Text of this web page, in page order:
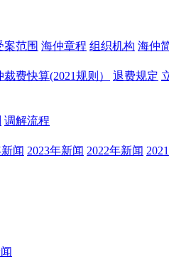
案范围 海仲章程 组织机构 海仲
裁费快算(2021规则） 退费规定
调解流程
闻 2023年新闻 2022年新闻